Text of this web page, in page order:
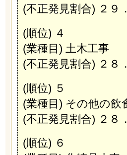
(不正発見割合) ２９
(順位) ４
(業種目) 土木工事
(不正発見割合) ２８
(順位) ５
(業種目) その他の飲
(不正発見割合) ２８
(順位) ６